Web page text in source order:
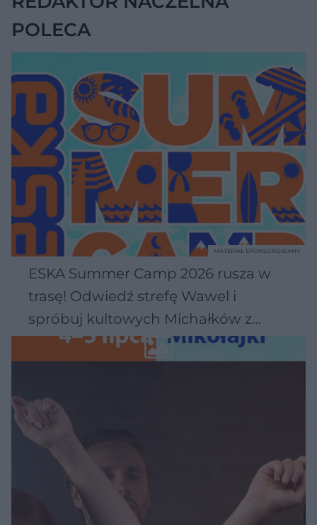
POLECA
ESKA Summer Camp 2026 rusza w
trasę! Odwiedź strefę Wawel i
spróbuj kultowych Michałków z
Wawelu
MATERIAŁ SPONSOROWANY